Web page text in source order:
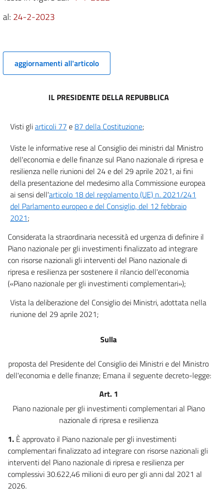
al: 24-2-2023
aggiornamenti all'articolo
IL PRESIDENTE DELLA REPUBBLICA
Visti gliarticoli 77 e87 della Costituzione;
Viste le informative rese al Consiglio dei ministri dal Ministro
dell'economia e delle finanze sul Piano nazionale di ripresa e
resilienza nelle riunioni del 24 e del 29 aprile 2021, ai fini
della presentazione del medesimo alla Commissione europea
ai sensi dell'articolo 18 del regolamento (UE) n. 2021/241
del Parlamento europeo e del Consiglio, del 12 febbraio
2021;
Considerata la straordinaria necessità ed urgenza di definire il
Piano nazionale per gli investimenti finalizzato ad integrare
con risorse nazionali gli interventi del Piano nazionale di
ripresa e resilienza per sostenere il rilancio dell'economia
(«Piano nazionale per gli investimenti complementari»);
Vista la deliberazione del Consiglio dei Ministri, adottata nella
riunione del 29 aprile 2021;
Sulla
proposta del Presidente del Consiglio dei Ministri e del Ministro
dell'economia e delle finanze; Emana il seguente decreto-legge:
Art. 1
Piano nazionale per gli investimenti complementari al Piano
nazionale di ripresa e resilienza
1. È approvato il Piano nazionale per gli investimenti
complementari finalizzato ad integrare con risorse nazionali gli
interventi del Piano nazionale di ripresa e resilienza per
complessivi 30.622,46 milioni di euro per gli anni dal 2021 al
2026.